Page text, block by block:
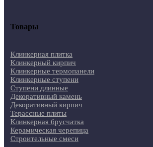
Товары
Клинкерная плитка
Клинкерный кирпич
Клинкерные термопанели
Клинкерные ступени
Ступени длинные
Декоративный камень
Декоративный кирпич
Терассные плиты
Клинкерная брусчатка
Керамическая черепица
Строительные смеси